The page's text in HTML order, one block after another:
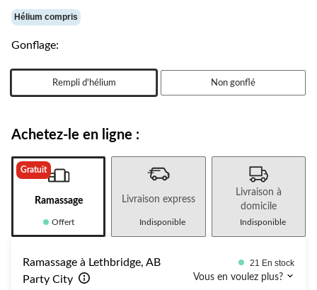
Hélium compris
Gonflage:
Rempli d'hélium Non gonflé
Achetez-le en ligne :
Gratuit
Ramassage
Offert
Livraison express
Indisponible
Livraison à
domicile
Indisponible
Ramassage à Lethbridge, AB
Party City
21 En stock
Vous en voulez plus?